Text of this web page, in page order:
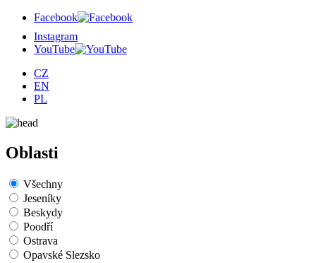
Facebook
Instagram
YouTube
CZ
EN
PL
Oblasti
Všechny
Jeseníky
Beskydy
Poodří
Ostrava
Opavské Slezsko